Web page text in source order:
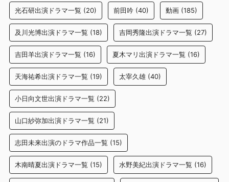
光石研出演ドラマ一覧 (20) 前田吟 (40) 動画 (185)
及川光博出演ドラマ一覧 (18) 吉岡秀隆出演ドラマ一覧 (27)
吉田羊出演ドラマ一覧 (16) 夏木マリ出演ドラマ一覧 (16)
天海祐希出演ドラマ一覧 (19) 太宰久雄 (40)
小日向文世出演ドラマ一覧 (22)
山口紗弥加出演ドラマ一覧 (21)
志田未来出演のドラマ作品一覧 (15)
木南晴夏出演ドラマ一覧 (15) 水野美紀出演ドラマ一覧 (16)